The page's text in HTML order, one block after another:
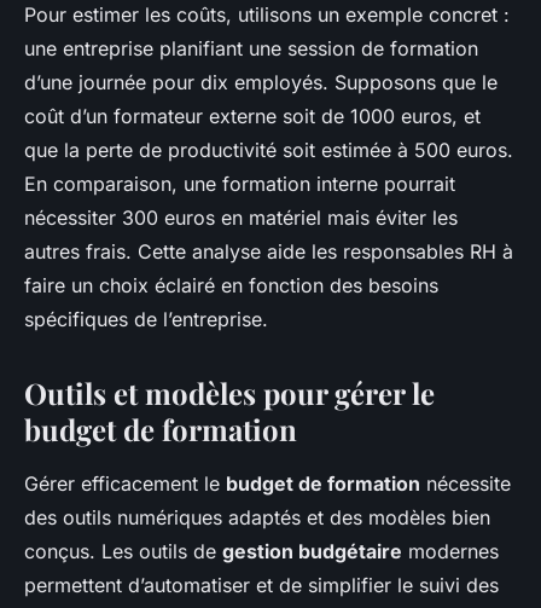
Pour estimer les coûts, utilisons un exemple concret :
une entreprise planifiant une session de formation
d’une journée pour dix employés. Supposons que le
coût d’un formateur externe soit de 1000 euros, et
que la perte de productivité soit estimée à 500 euros.
En comparaison, une formation interne pourrait
nécessiter 300 euros en matériel mais éviter les
autres frais. Cette analyse aide les responsables RH à
faire un choix éclairé en fonction des besoins
spécifiques de l’entreprise.
Outils et modèles pour gérer le
budget de formation
Gérer efficacement le budget de formation nécessite
des outils numériques adaptés et des modèles bien
conçus. Les outils de gestion budgétaire modernes
permettent d’automatiser et de simplifier le suivi des